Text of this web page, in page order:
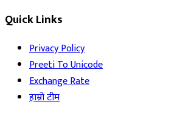
Quick Links
Privacy Policy
Preeti To Unicode
Exchange Rate
हाम्रो टीम